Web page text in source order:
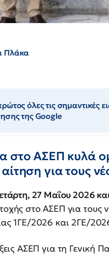
Πλάκα
όλες τις σημαντικές
της Google
στο ΑΣΕΠ κυλά
για τους
27 Μαΐου 2026
στο ΑΣΕΠ για τους
1ΓΕ/2026 και 2ΓΕ/
ΑΣΕΠ για τη Γενική